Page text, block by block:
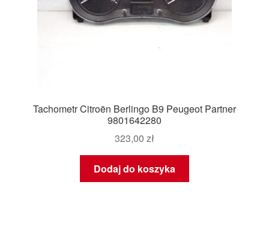
Tachometr Citroën Berlingo B9 Peugeot Partner
9801642280
323,00 zł
Dodaj do koszyka